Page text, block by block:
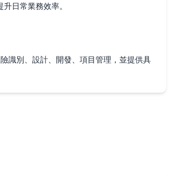
日常業務效率。
識別、設計、開發、項目管理，並提供具